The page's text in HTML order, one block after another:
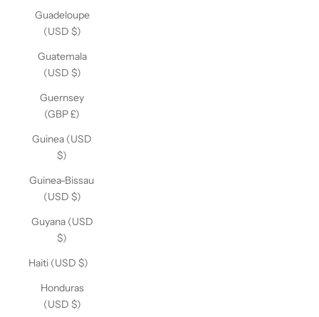
Guadeloupe
(USD $)
Guatemala
(USD $)
Guernsey
(GBP £)
Guinea (USD
$)
Guinea-Bissau
(USD $)
Guyana (USD
$)
Haiti (USD $)
Honduras
(USD $)